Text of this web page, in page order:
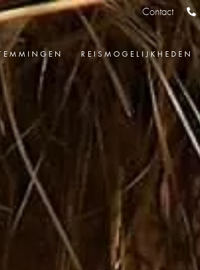
Contact
REISMOGELIJKHEDEN